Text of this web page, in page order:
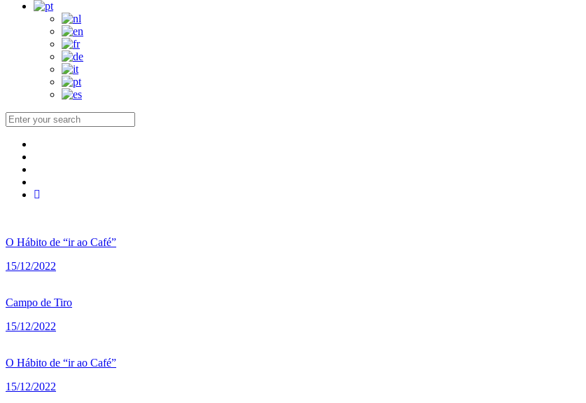
O Hábito de “ir ao Café”
15/12/2022
Campo de Tiro
15/12/2022
O Hábito de “ir ao Café”
15/12/2022